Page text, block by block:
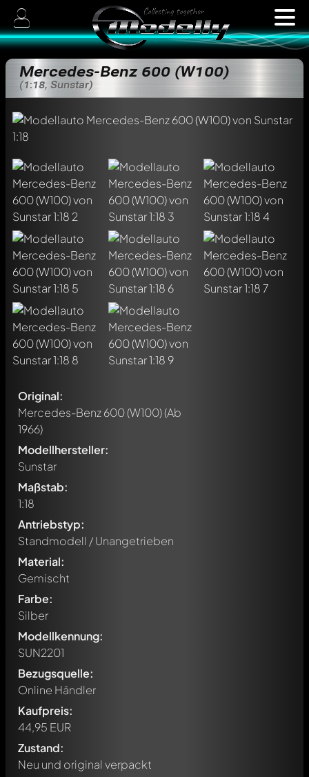
Mercedes-Benz 600 (W100)
(1:18, Sunstar)
Original:
Mercedes-Benz 600 (W100)(Ab
1966)
Modellhersteller:
Sunstar
Maßstab:
1:18
Antriebstyp:
Standmodell / Unangetrieben
Material:
Gemischt
Farbe:
Silber
Modellkennung:
SUN2201
Bezugsquelle:
Online Händler
Kaufpreis:
44,95 EUR
Zustand:
Neu und original verpackt